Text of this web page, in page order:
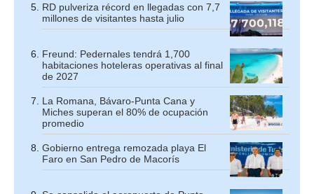
RD pulveriza récord en llegadas con 7,7
millones de visitantes hasta julio
Freund: Pedernales tendrá 1,700
habitaciones hoteleras operativas al final
de 2027
La Romana, Bávaro-Punta Cana y
Miches superan el 80% de ocupación
promedio
Gobierno entrega remozada playa El
Faro en San Pedro de Macorís